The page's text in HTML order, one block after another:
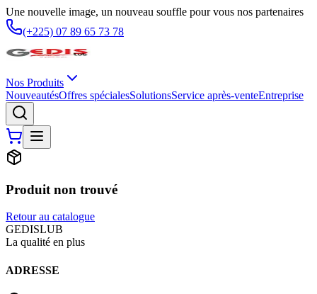
Une nouvelle image, un nouveau souffle pour vous nos partenaires
(+225) 07 89 65 73 78
Nos Produits
NouveautésOffres spécialesSolutionsService après-venteEntreprise
Produit non trouvé
Retour au catalogue
GEDISLUB
La qualité en plus
ADRESSE